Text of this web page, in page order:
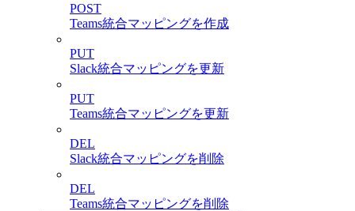
POST
Teams統合マッピングを作成
PUT
Slack統合マッピングを更新
PUT
Teams統合マッピングを更新
DEL
Slack統合マッピングを削除
DEL
Teams統合マッピングを削除